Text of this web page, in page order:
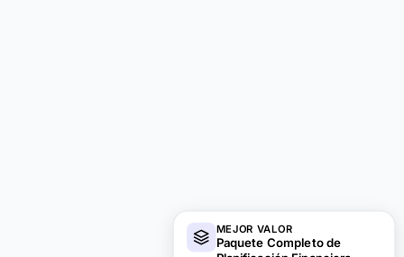
MEJOR VALOR
Paquete Completo de